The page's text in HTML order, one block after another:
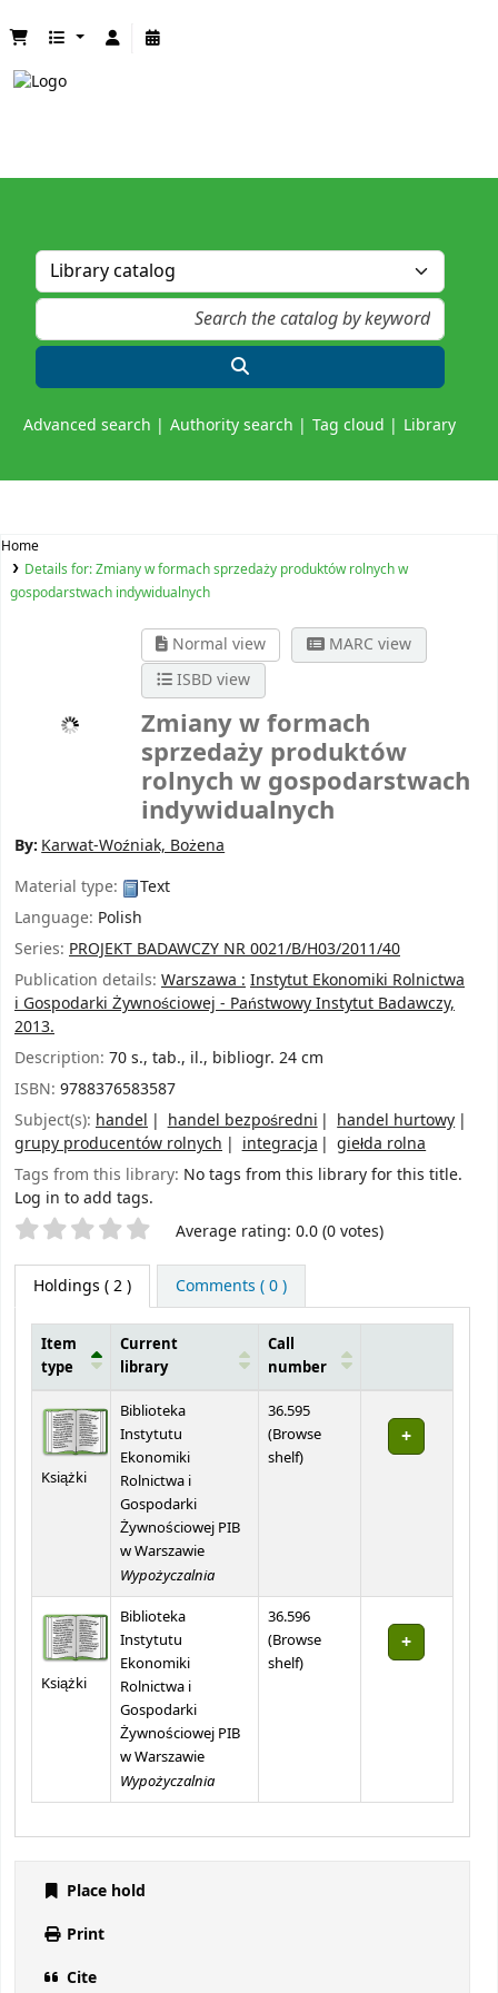
Advanced search Authority search Tag cloud Library
Home
Details for:Zmiany w formach sprzedaży produktów rolnych w
gospodarstwach indywidualnych
Normal view
MARC view
ISBD view
Zmiany w formach
sprzedaży produktów
rolnych w gospodarstwach
indywidualnych
By: Karwat-Woźniak, Bożena
Material type:
Text
Language: Polish
Series: PROJEKT BADAWCZY NR 0021/B/H03/2011/40
Publication details: Warszawa :Instytut Ekonomiki Rolnictwa
i Gospodarki Żywnościowej - Państwowy Instytut Badawczy,
2013.
Description: 70 s., tab., il., bibliogr. 24 cm
ISBN: 9788376583587
Subject(s): handel handel bezpośredni
handel hurtowy
grupy producentów rolnych
integracja
giełda rolna
Tags from this library: No tags from this library for this title.
Log in to add tags.
Star ratings Average rating: 0.0 (0 votes)
Holdings ( 2 ) Comments ( 0 )
Item
type
Current
library
Call
number
Książki
Biblioteka
Instytutu
Ekonomiki
Rolnictwa i
Gospodarki
Żywnościowej PIB
w Warszawie
Wypożyczalnia
36.595
(Browse
shelf(Opens below)
)
Książki
Biblioteka
Instytutu
Ekonomiki
Rolnictwa i
Gospodarki
Żywnościowej PIB
w Warszawie
Wypożyczalnia
36.596
(Browse
shelf(Opens below)
)
Place hold
Print
Cite